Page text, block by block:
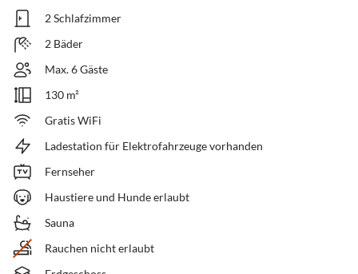
2 Schlafzimmer
2 Bäder
Max. 6 Gäste
130 m²
Gratis WiFi
Ladestation für Elektrofahrzeuge vorhanden
Fernseher
Haustiere und Hunde erlaubt
Sauna
Rauchen nicht erlaubt